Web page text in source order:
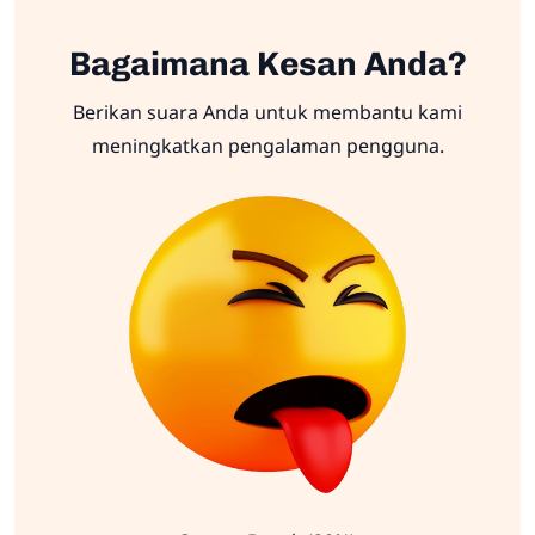
Bagaimana Kesan Anda?
Berikan suara Anda untuk membantu kami
meningkatkan pengalaman pengguna.